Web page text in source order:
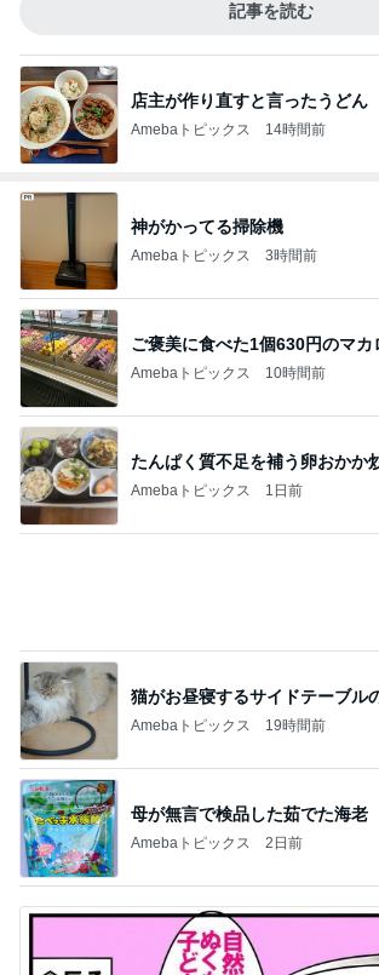
記事を読む
店主が作り直すと言ったうどん
Amebaトピックス 14時間前
神がかってる掃除機
Amebaトピックス 3時間前
ご褒美に食べた1個630円のマカ
Amebaトピックス 10時間前
たんぱく質不足を補う卵おかか
Amebaトピックス 1日前
猫がお昼寝するサイドテーブル
Amebaトピックス 19時間前
母が無言で検品した茹でた海老
Amebaトピックス 2日前